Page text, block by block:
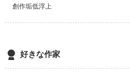
創作垢低浮上
好きな作家